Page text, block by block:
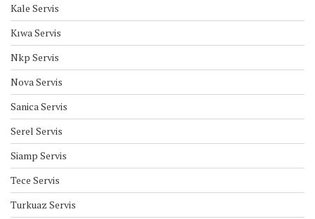
Kale Servis
Kıwa Servis
Nkp Servis
Nova Servis
Sanica Servis
Serel Servis
Siamp Servis
Tece Servis
Turkuaz Servis